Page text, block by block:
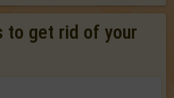
to get rid of your